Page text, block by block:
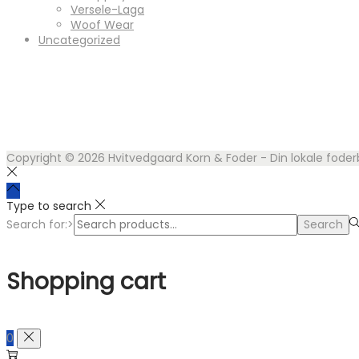
Versele-Laga
Woof Wear
Uncategorized
Copyright © 2026 Hvitvedgaard Korn & Foder - Din lokale
Type to search
Search for:>
Search
Shopping cart
0